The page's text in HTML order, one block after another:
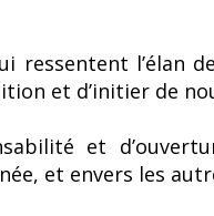
ressentent l’élan
et d’initier de
et
et envers les